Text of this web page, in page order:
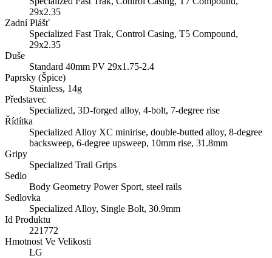
29x2.35
Zadní Plášť
Specialized Fast Trak, Control Casing, T5 Compound,
29x2.35
Duše
Standard 40mm PV 29x1.75-2.4
Paprsky (Špice)
Stainless, 14g
Představec
Specialized, 3D-forged alloy, 4-bolt, 7-degree rise
Řídítka
Specialized Alloy XC minirise, double-butted alloy, 8-degree
backsweep, 6-degree upsweep, 10mm rise, 31.8mm
Gripy
Specialized Trail Grips
Sedlo
Body Geometry Power Sport, steel rails
Sedlovka
Specialized Alloy, Single Bolt, 30.9mm
Id Produktu
221772
Hmotnost Ve Velikosti
LG